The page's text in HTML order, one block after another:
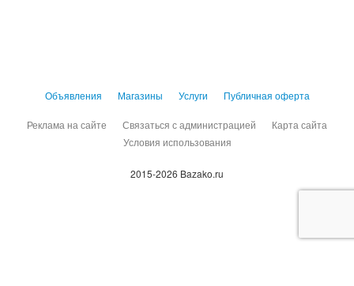
Объявления Магазины Услуги Публичная оферта
Реклама на сайте Связаться с администрацией
Карта сайта
Условия использования
2015-2026 Bazako.ru